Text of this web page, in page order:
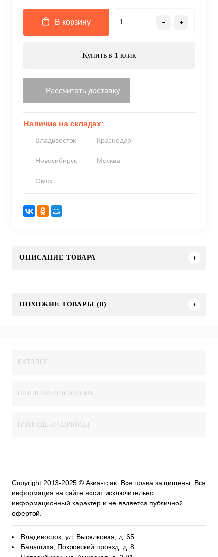
В корзину
Купить в 1 клик
Рассчитать доставку
Наличие на складах:
Владивосток Краснодар
Новосибирск Москва
Омск
ОПИСАНИЕ ТОВАРА
ПОХОЖИЕ ТОВАРЫ (8)
КАТАЛОГ
НАШИ ПРЕДЛОЖЕНИЯ
ПОМОЩЬ И СЕРВИСЫ
Copyright 2013-2025 © Азия-трак. Все права защищены. Вся
информация на сайте носит исключительно
информационный характер и не является публичной
офертой.
Владивосток, ул. Выселковая, д. 65
Балашиха, Покровский проезд, д. 8